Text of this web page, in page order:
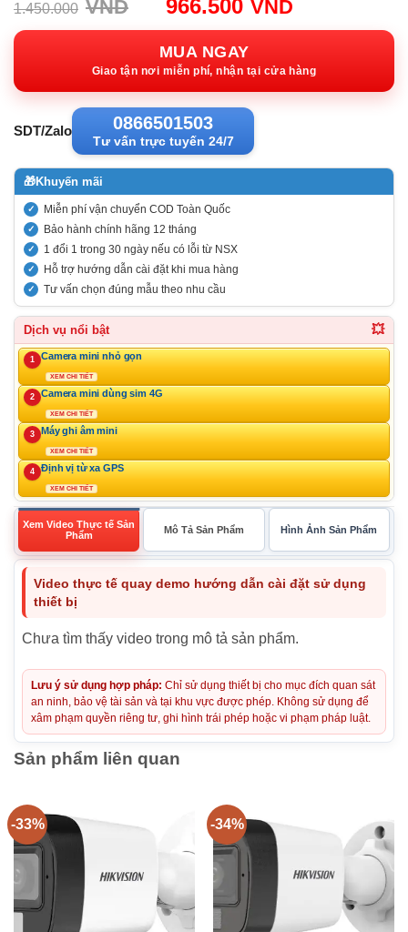
1.450.000 VND
gốc:
1.450.000VND.
966.500 VND
hiện
MUA NGAY
Giao tận nơi miễn phí, nhận tại cửa hàng
SDT/Zalo 0866501503
Tư vấn trực tuyến 24/7
🎁Khuyến mãi
Miễn phí vận chuyển COD Toàn Quốc
Bảo hành chính hãng 12 tháng
1 đổi 1 trong 30 ngày nếu có lỗi từ NSX
Hỗ trợ hướng dẫn cài đặt khi mua hàng
Tư vấn chọn đúng mẫu theo nhu cầu
Dịch vụ nổi bật 💥
1 Camera mini nhỏ gọn
XEM CHI TIẾT
2 Camera mini dùng sim 4G
XEM CHI TIẾT
3 Máy ghi âm mini
XEM CHI TIẾT
4 Định vị từ xa GPS
XEM CHI TIẾT
Xem Video Thực tế Sản
Phẩm
Mô Tả Sản Phẩm Hình Ảnh Sản Phẩm
Video thực tế quay demo hướng dẫn cài đặt sử dụng
thiết bị
Chưa tìm thấy video trong mô tả sản phẩm.
Lưu ý sử dụng hợp pháp: Chỉ sử dụng thiết bị cho mục đích quan sát
an ninh, bảo vệ tài sản và tại khu vực được phép. Không sử dụng để
xâm phạm quyền riêng tư, ghi hình trái phép hoặc vi phạm pháp luật.
Sản phẩm liên quan
-33% -34%